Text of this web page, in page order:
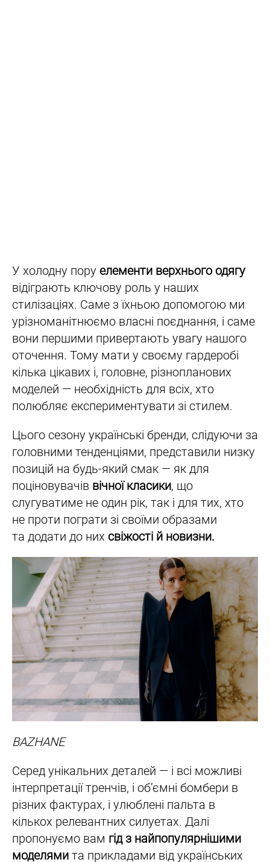
У холодну пору елементи верхнього одягу
відіграють ключову роль у наших
стилізаціях. Саме з їхньою допомогою ми
урізноманітнюємо власні поєднання, і саме
вони першими привертають увагу нашого
оточення. Тому мати у своєму гардеробі
кілька цікавих і, головне, різнопланових
моделей — необхідність для всіх, хто
полюбляє експериментувати зі стилем.
Цього сезону українські бренди, слідуючи за
головними тенденціями, представили низку
позицій на будь-який смак — як для
поціновувачів вічної класики, що
слугуватиме не один рік, так і для тих, хто
не проти пограти зі своїми образами
та додати до них свіжості й новизни.
BAZHANE
Серед унікальних деталей — і всі можливі
інтерпретації тренчів, і об’ємні бомбери в
різних фактурах, і улюблені пальта в
кількох релевантних силуетах. Далі
пропонуємо вам гід з найпопулярнішими
моделями та прикладами від українських